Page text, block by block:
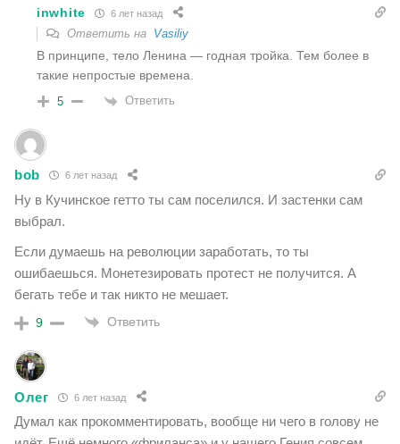
inwhite 6 лет назад
Ответить на Vasiliy
В принципе, тело Ленина — годная тройка. Тем более в
такие непростые времена.
5 Ответить
bob 6 лет назад
Ну в Кучинское гетто ты сам поселился. И застенки сам
выбрал.
Если думаешь на революции заработать, то ты
ошибаешься. Монетезировать протест не получится. А
бегать тебе и так никто не мешает.
9 Ответить
Олег 6 лет назад
Думал как прокомментировать, вообще ни чего в голову не